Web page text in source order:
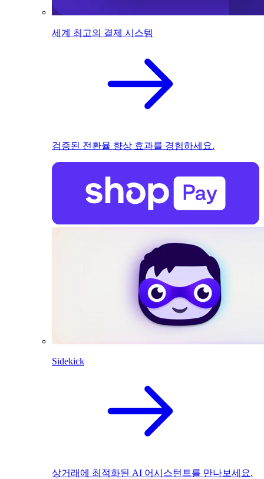
세계 최고의 결제 시스템
검증된 전환율 향상 효과를 경험하세요.
Sidekick
상거래에 최적화된 AI 어시스턴트를 만나보세요.